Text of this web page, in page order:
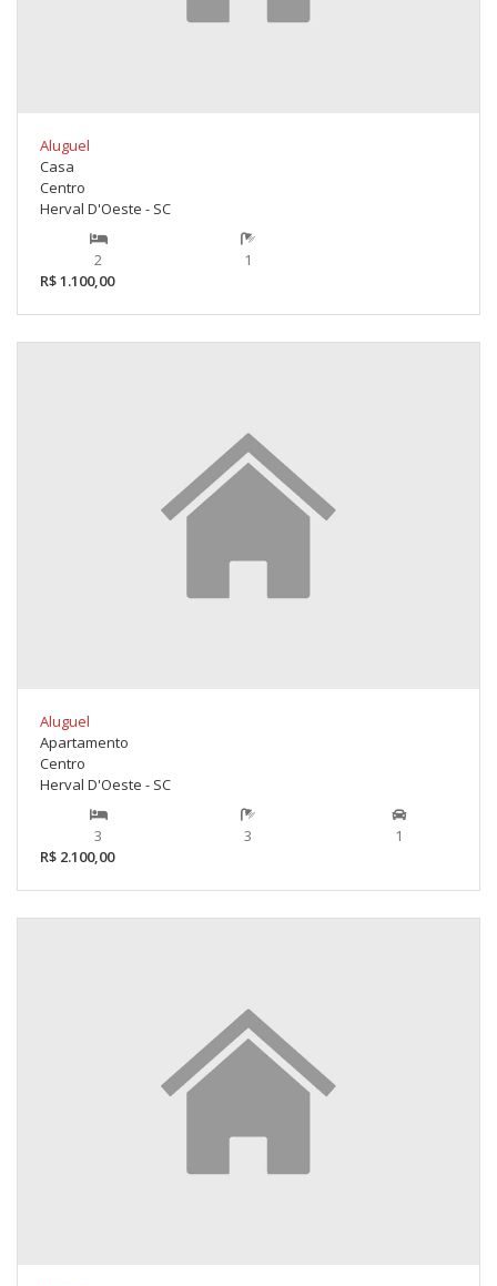
Aluguel
Casa
Centro
Herval D'Oeste - SC
2
1
R$ 1.100,00
Aluguel
Apartamento
Centro
Herval D'Oeste - SC
3 3
1
R$ 2.100,00